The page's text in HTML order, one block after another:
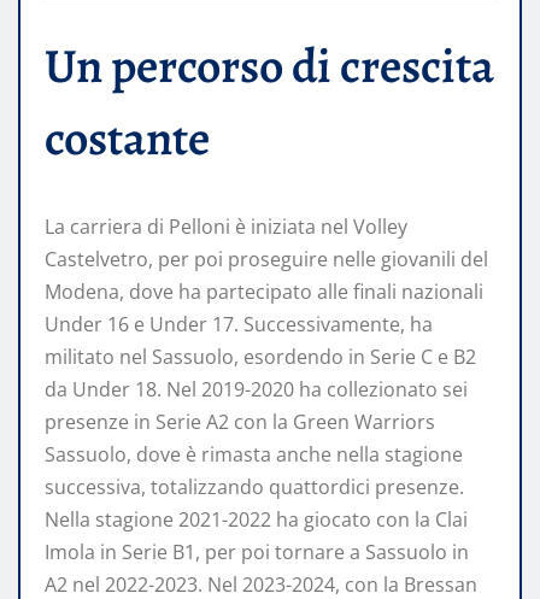
Un percorso di crescita
costante
La carriera di Pelloni è iniziata nel Volley
Castelvetro, per poi proseguire nelle giovanili del
Modena, dove ha partecipato alle finali nazionali
Under 16 e Under 17. Successivamente, ha
militato nel Sassuolo, esordendo in Serie C e B2
da Under 18. Nel 2019-2020 ha collezionato sei
presenze in Serie A2 con la Green Warriors
Sassuolo, dove è rimasta anche nella stagione
successiva, totalizzando quattordici presenze.
Nella stagione 2021-2022 ha giocato con la Clai
Imola in Serie B1, per poi tornare a Sassuolo in
A2 nel 2022-2023. Nel 2023-2024, con la Bressan